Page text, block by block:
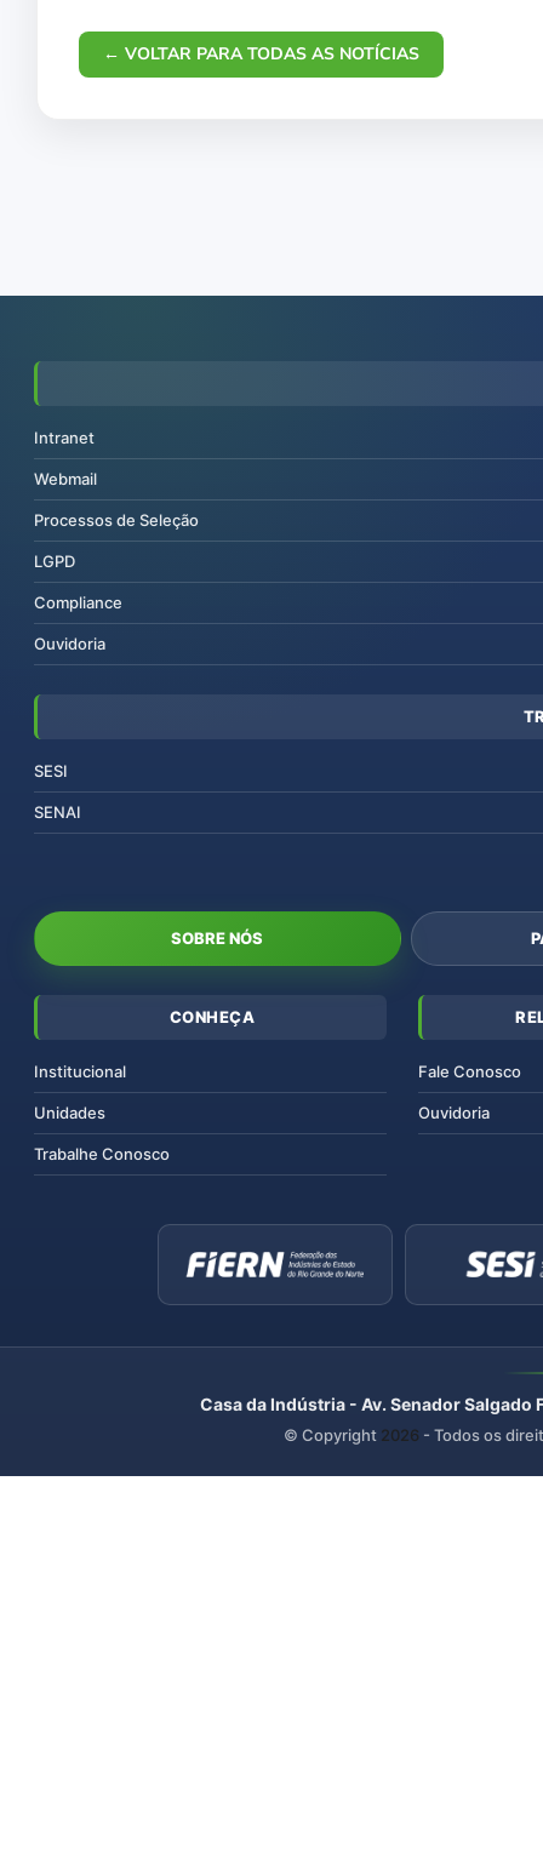
← VOLTAR PARA TODAS AS NOTÍCIAS
Intranet
Webmail
Processos de Seleção
LGPD
Compliance
Ouvidoria
SESI
SENAI
SOBRE NÓS
CONHEÇA
Institucional
Unidades
Trabalhe Conosco
Fale Conosco
Ouvidoria
Casa da Indústria - Av. Senador
© Copyright 2026 - Todos os